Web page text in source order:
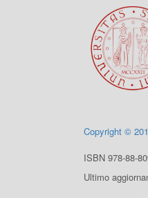
Copyright ©
ISBN 978-88-
Ultimo